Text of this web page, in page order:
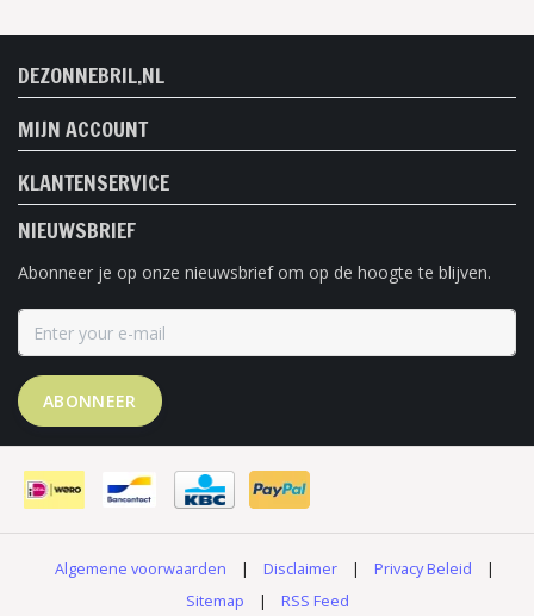
DEZONNEBRIL.NL
MIJN ACCOUNT
KLANTENSERVICE
NIEUWSBRIEF
Abonneer je op onze nieuwsbrief om op de hoogte te blijven.
ABONNEER
Algemene voorwaarden | Disclaimer | Privacy Beleid
|
Sitemap
| RSS Feed